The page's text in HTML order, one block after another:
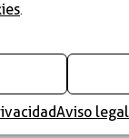
.
Aviso legal